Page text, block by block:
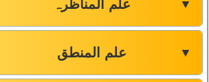
علم المناظرہ ▼
علم المنطق ▼